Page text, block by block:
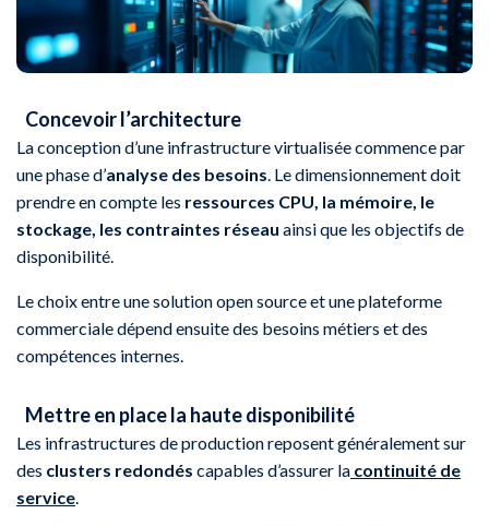
Concevoir l’architecture
La conception d’une infrastructure virtualisée commence par
une phase d’analyse des besoins . Le dimensionnement doit
prendre en compte les ressources CPU, la mémoire, le
stockage, les contraintes réseau ainsi que les objectifs de
disponibilité.
Le choix entre une solution open source et une plateforme
commerciale dépend ensuite des besoins métiers et des
compétences internes.
Mettre en place la haute disponibilité
Les infrastructures de production reposent généralement sur
des clusters redondés capables d’assurer la continuité de
service